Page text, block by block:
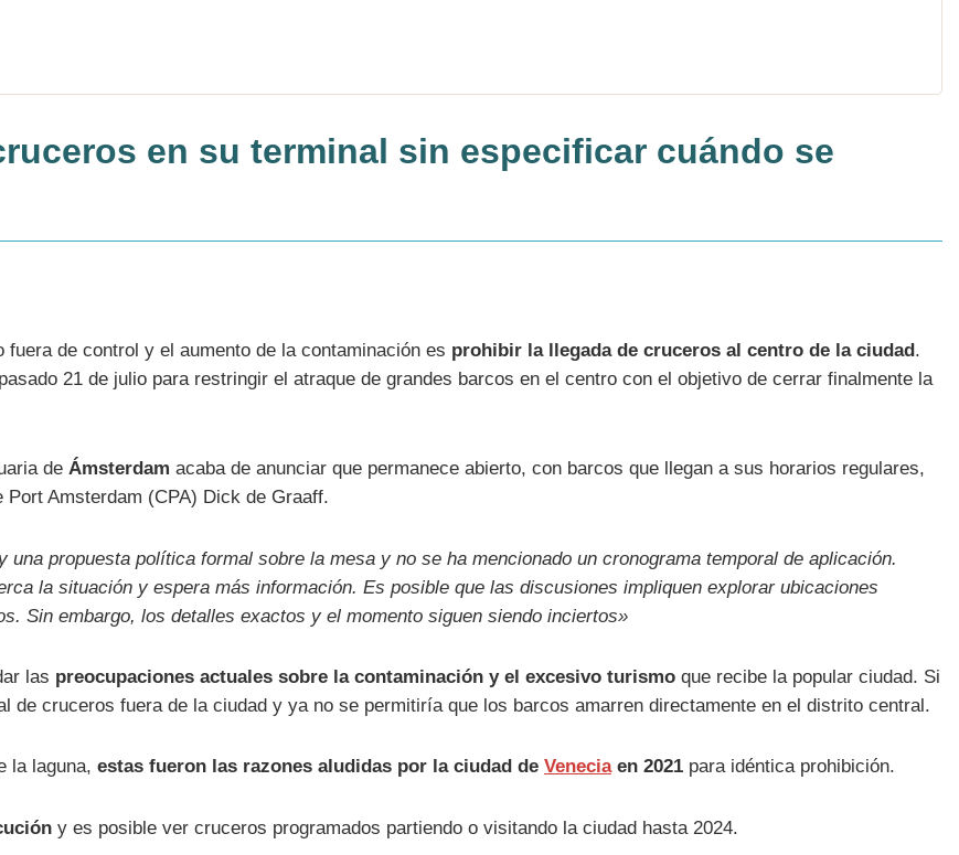
en su terminal sin especificar cuándo se
de control y el aumento de la contaminación es prohibir la llegada de cruceros al centro de la ciudad.
21 de julio para restringir el atraque de grandes barcos en el centro con el objetivo de cerrar finalmente la
de Ámsterdam acaba de anunciar que permanece abierto, con barcos que llegan a sus horarios regulares,
Amsterdam (CPA) Dick de Graaff.
una propuesta política formal sobre la mesa y no se ha mencionado un cronograma temporal de aplicación.
la situación y espera más información. Es posible que las discusiones impliquen explorar ubicaciones
Sin embargo, los detalles exactos y el momento siguen siendo inciertos»
las preocupaciones actuales sobre la contaminación y el excesivo turismoque recibe la popular ciudad. Si
de cruceros fuera de la ciudad y ya no se permitiría que los barcos amarren directamente en el distrito central.
la laguna, estas fueron las razones aludidas por la ciudad de Veneciaen 2021para idéntica prohibición.
y es posible ver cruceros programados partiendo o visitando la ciudad hasta 2024.